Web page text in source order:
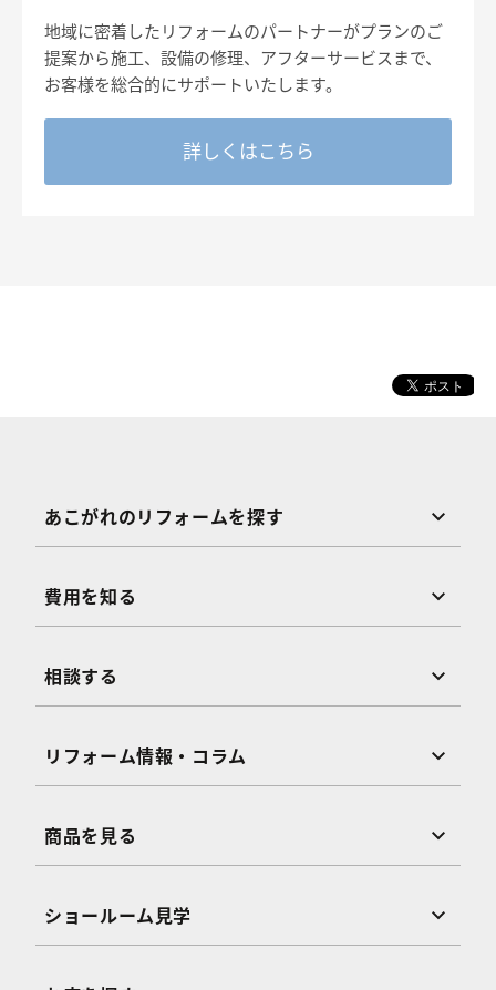
地域に密着したリフォームのパートナーがプランのご
提案から施工、設備の修理、アフターサービスまで、
お客様を総合的にサポートいたします。
詳しくはこちら
あこがれのリフォームを探す
費用を知る
相談する
リフォーム情報・コラム
商品を見る
ショールーム見学